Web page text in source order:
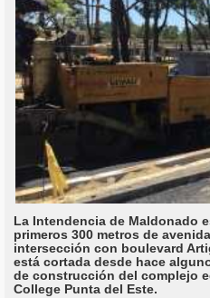
La Intendencia de Maldonado
primeros 300 metros de
intersección con boulevard
está cortada desde hace
de construcción del complejo
College Punta del Este.